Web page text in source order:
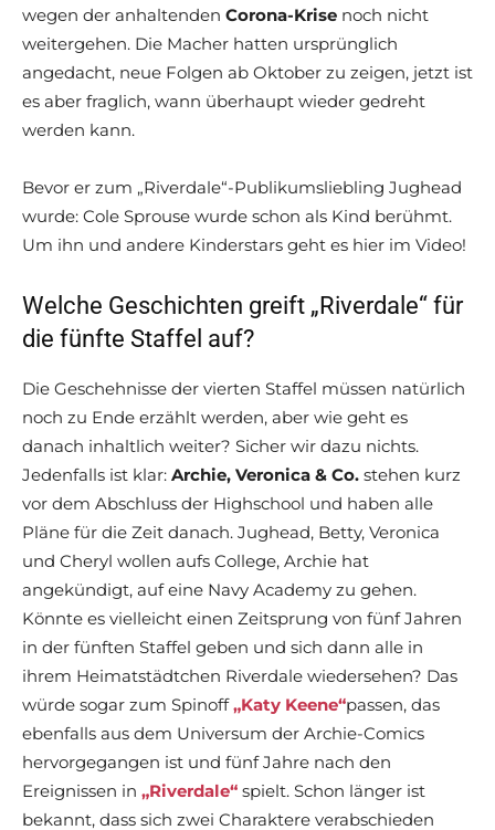
wegen der anhaltenden Corona-Krise noch nicht
weitergehen. Die Macher hatten ursprünglich
angedacht, neue Folgen ab Oktober zu zeigen, jetzt ist
es aber fraglich, wann überhaupt wieder gedreht
werden kann.
Bevor er zum „Riverdale“-Publikumsliebling Jughead
wurde: Cole Sprouse wurde schon als Kind berühmt.
Um ihn und andere Kinderstars geht es hier im Video!
Welche Geschichten greift „Riverdale“ für
die fünfte Staffel auf?
Die Geschehnisse der vierten Staffel müssen natürlich
noch zu Ende erzählt werden, aber wie geht es
danach inhaltlich weiter? Sicher wir dazu nichts.
Jedenfalls ist klar: Archie, Veronica & Co. stehen kurz
vor dem Abschluss der Highschool und haben alle
Pläne für die Zeit danach. Jughead, Betty, Veronica
und Cheryl wollen aufs College, Archie hat
angekündigt, auf eine Navy Academy zu gehen.
Könnte es vielleicht einen Zeitsprung von fünf Jahren
in der fünften Staffel geben und sich dann alle in
ihrem Heimatstädtchen Riverdale wiedersehen? Das
würde sogar zum Spinoff„Katy Keene“passen, das
ebenfalls aus dem Universum der Archie-Comics
hervorgegangen ist und fünf Jahre nach den
Ereignissen in „Riverdale“ spielt. Schon länger ist
bekannt, dass sich zwei Charaktere verabschieden